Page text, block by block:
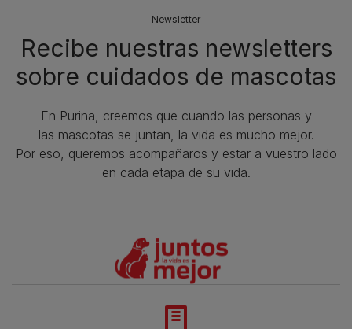
Newsletter
Recibe nuestras newsletters
sobre cuidados de mascotas​
En Purina, creemos que cuando las personas y
las mascotas se juntan, la vida es mucho mejor.
Por eso, queremos acompañaros y estar a vuestro lado
en cada etapa de su vida.​